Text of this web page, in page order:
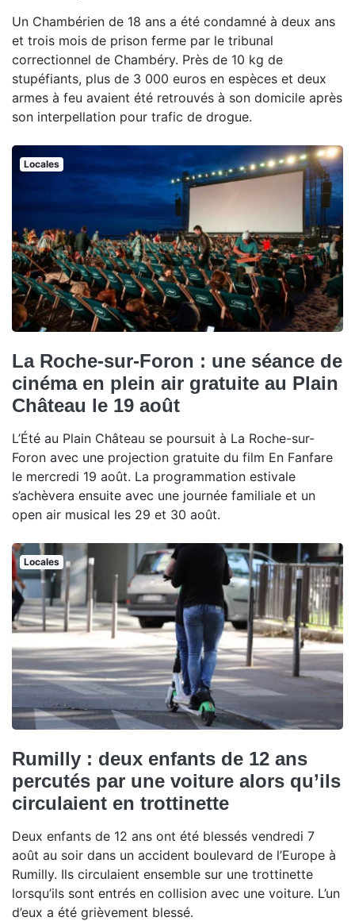
Un Chambérien de 18 ans a été condamné à deux ans
et trois mois de prison ferme par le tribunal
correctionnel de Chambéry. Près de 10 kg de
stupéfiants, plus de 3 000 euros en espèces et deux
armes à feu avaient été retrouvés à son domicile après
son interpellation pour trafic de drogue.
Locales
La Roche-sur-Foron : une séance de
cinéma en plein air gratuite au Plain
Château le 19 août
L’Été au Plain Château se poursuit à La Roche-sur-
Foron avec une projection gratuite du film En Fanfare
le mercredi 19 août. La programmation estivale
s’achèvera ensuite avec une journée familiale et un
open air musical les 29 et 30 août.
Locales
Rumilly : deux enfants de 12 ans
percutés par une voiture alors qu’ils
circulaient en trottinette
Deux enfants de 12 ans ont été blessés vendredi 7
août au soir dans un accident boulevard de l’Europe à
Rumilly. Ils circulaient ensemble sur une trottinette
lorsqu’ils sont entrés en collision avec une voiture. L’un
d’eux a été grièvement blessé.